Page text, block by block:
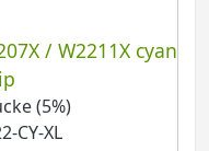
/ W2211X cyan
(5%)
CY-XL